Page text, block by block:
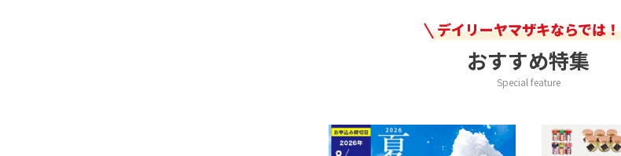
デイリーヤマザキならでは！
おすすめ特集
Special feature